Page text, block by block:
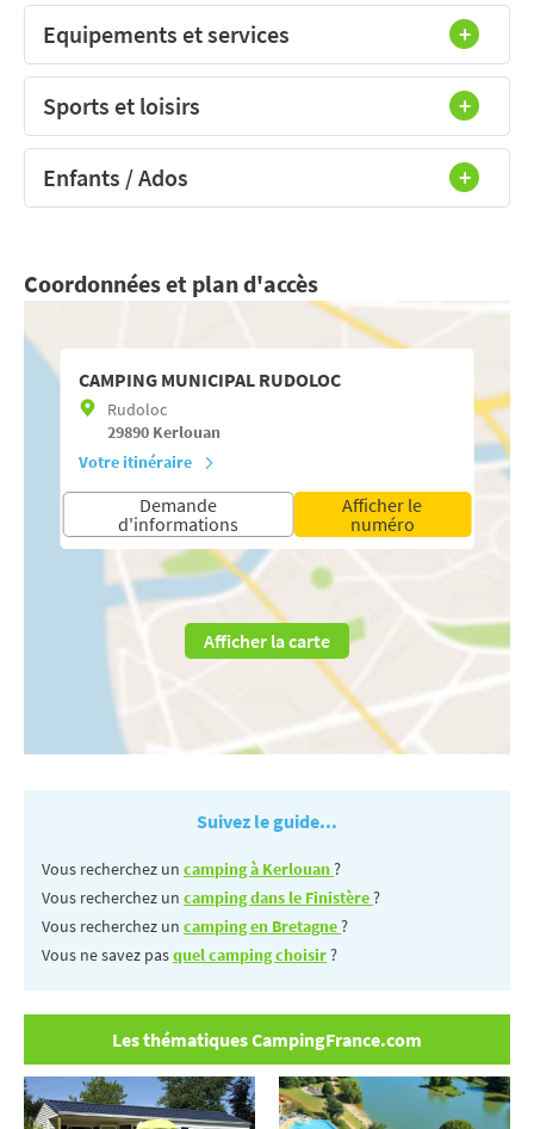
Equipements et services
Sports et loisirs
Enfants / Ados
Coordonnées et plan d'accès
CAMPING MUNICIPAL RUDOLOC
Rudoloc
29890 Kerlouan
Votre itinéraire
Demande
d'informations
Afficher le
numéro
Afficher la carte
Suivez le guide...
Vous recherchez un camping à Kerlouan?
Vous recherchez un camping dans le Finistère?
Vous recherchez un camping en Bretagne?
Vous ne savez pasquel camping choisir?
Les thématiques CampingFrance.com